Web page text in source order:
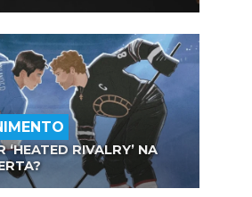
‘HEATED RIVALRY’ NA